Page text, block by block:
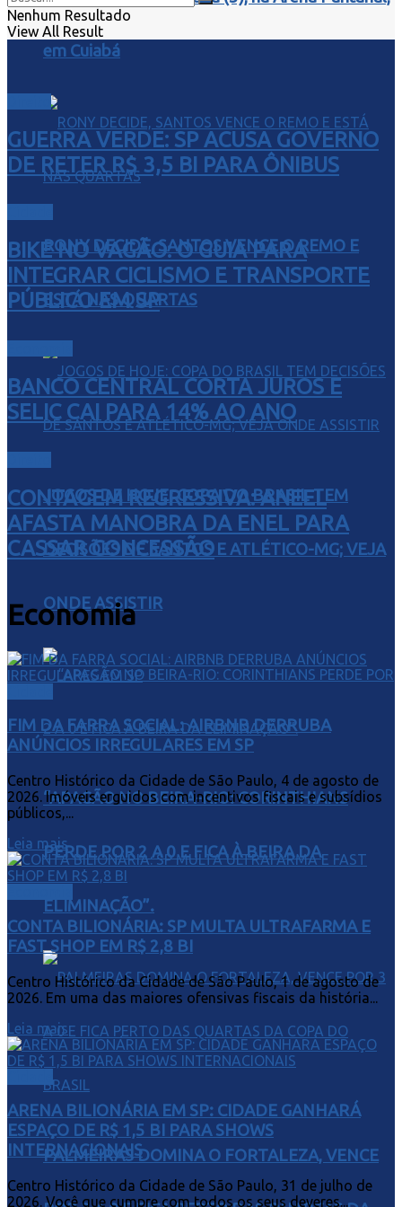
em Cuiabá
RONY DECIDE, SANTOS VENCE O REMO E
ESTÁ NAS QUARTAS
JOGOS DE HOJE: COPA DO BRASIL TEM
DECISÕES DE SANTOS E ATLÉTICO-MG; VEJA
ONDE ASSISTIR
“APAGÃO NO BEIRA-RIO: CORINTHIANS
PERDE POR 2 A 0 E FICA À BEIRA DA
ELIMINAÇÃO”.
PALMEIRAS DOMINA O FORTALEZA, VENCE
Nenhum Resultado
View All Result
GUERRA VERDE: SP ACUSA GOVERNO
DE RETER R$ 3,5 BI PARA ÔNIBUS
BIKE NO VAGÃO: O GUIA PARA
INTEGRAR CICLISMO E TRANSPORTE
PÚBLICO EM SP
BANCO CENTRAL CORTA JUROS E
SELIC CAI PARA 14% AO ANO
CONTAGEM REGRESSIVA: ANEEL
AFASTA MANOBRA DA ENEL PARA
CASSAR CONCESSÃO
Economia
FIM DA FARRA SOCIAL: AIRBNB DERRUBA
ANÚNCIOS IRREGULARES EM SP
Centro Histórico da Cidade de São Paulo, 4 de agosto de
2026. Imóveis erguidos com incentivos fiscais e subsídios
públicos,...
Leia mais
CONTA BILIONÁRIA: SP MULTA ULTRAFARMA E
FAST SHOP EM R$ 2,8 BI
Centro Histórico da Cidade de São Paulo, 1 de agosto de
2026. Em uma das maiores ofensivas fiscais da história...
Leia mais
ARENA BILIONÁRIA EM SP: CIDADE GANHARÁ
ESPAÇO DE R$ 1,5 BI PARA SHOWS
INTERNACIONAIS
Centro Histórico da Cidade de São Paulo, 31 de julho de
2026. Você que cumpre com todos os seus deveres...